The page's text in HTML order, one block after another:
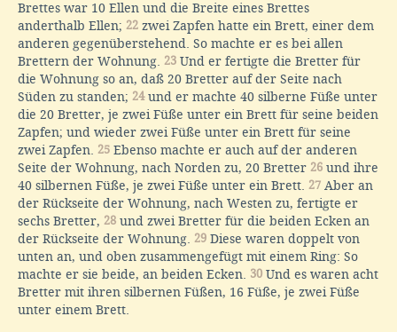
Brettes war 10 Ellen und die Breite eines Brettes
anderthalb Ellen; 22 zwei Zapfen hatte ein Brett, einer dem
anderen gegenüberstehend. So machte er es bei allen
Brettern der Wohnung. 23 Und er fertigte die Bretter für
die Wohnung so an, daß 20 Bretter auf der Seite nach
Süden zu standen; 24und er machte 40 silberne Füße unter
die 20 Bretter, je zwei Füße unter ein Brett für seine beiden
Zapfen; und wieder zwei Füße unter ein Brett für seine
zwei Zapfen. 25 Ebenso machte er auch auf der anderen
Seite der Wohnung, nach Norden zu, 20 Bretter 26 und ihre
40 silbernen Füße, je zwei Füße unter ein Brett. 27 Aber an
der Rückseite der Wohnung, nach Westen zu, fertigte er
sechs Bretter, 28 und zwei Bretter für die beiden Ecken an
der Rückseite der Wohnung. 29 Diese waren doppelt von
unten an, und oben zusammengefügt mit einem Ring: So
machte er sie beide, an beiden Ecken. 30 Und es waren acht
Bretter mit ihren silbernen Füßen, 16 Füße, je zwei Füße
unter einem Brett.